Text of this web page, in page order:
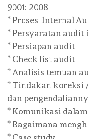
9001: 2008
* Proses Internal
* Persyaratan audit
* Persiapan audit
* Check list audit
* Analisis temuan
* Tindakan koreksi
dan
* Komunikasi
* Bagaimana